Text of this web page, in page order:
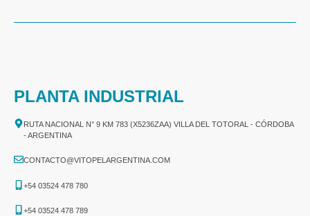
PLANTA INDUSTRIAL
RUTA NACIONAL N° 9 KM 783 (X5236ZAA) VILLA DEL TOTORAL - CÓRDOBA
- ARGENTINA
CONTACTO@VITOPELARGENTINA.COM
+54 03524 478 780​
+54 03524 478 789​